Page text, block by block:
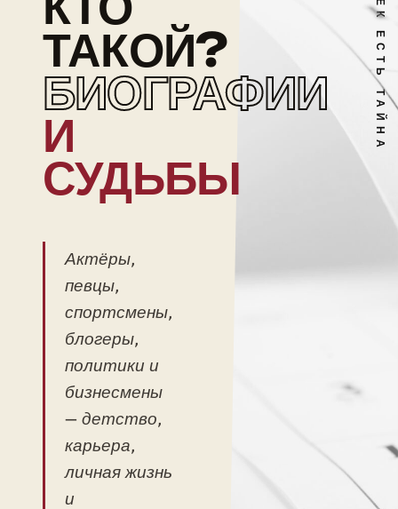
ТАКОЙ?
БИОГРАФИИ
И
СУДЬБЫ
Актёры,
певцы,
спортсмены,
блогеры,
политики и
бизнесмены
— детство,
карьера,
личная жизнь
и